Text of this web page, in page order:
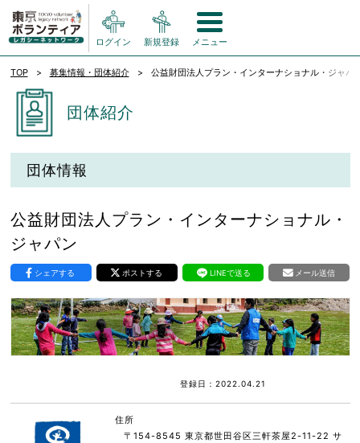
ログイン 新規登録 メニュー
TOP 募集情報・団体紹介 公益財団法人プラン・インターナショナル・ジャパ
団体紹介
団体情報
公益財団法人プラン・インターナショナル・
ジャパン
シェアする ポストする LINEで送る メール送信
登録日：2022.04.21
住所
〒154-8545 東京都世田谷区三軒茶屋2-11-22 サ